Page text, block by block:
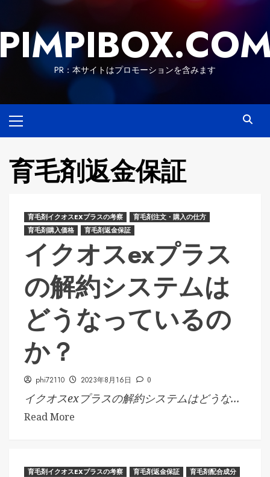
content
PR：本サイトはプロモーションを含みます
Menu
育毛剤返金保証
育毛剤イクオスEXプラスの考察
育毛剤注文・購入の仕方
育毛剤購入価格
育毛剤返金保証
イクオスexプラス
の解約システムは
どうなっているの
か？
phi72110 2023年8月16日 0
イクオスexプラスの解約システムはどうな...
Read More
育毛剤イクオスEXプラスの考察 育毛剤返金保証 育毛剤配合成分